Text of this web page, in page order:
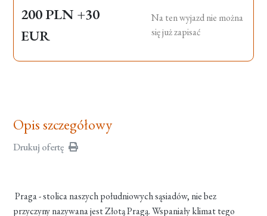
200 PLN +30
EUR
Na ten wyjazd nie można
się już zapisać
Opis szczegółowy
Drukuj ofertę
Praga - stolica naszych południowych sąsiadów, nie bez
przyczyny nazywana jest Złotą Pragą. Wspaniały klimat tego